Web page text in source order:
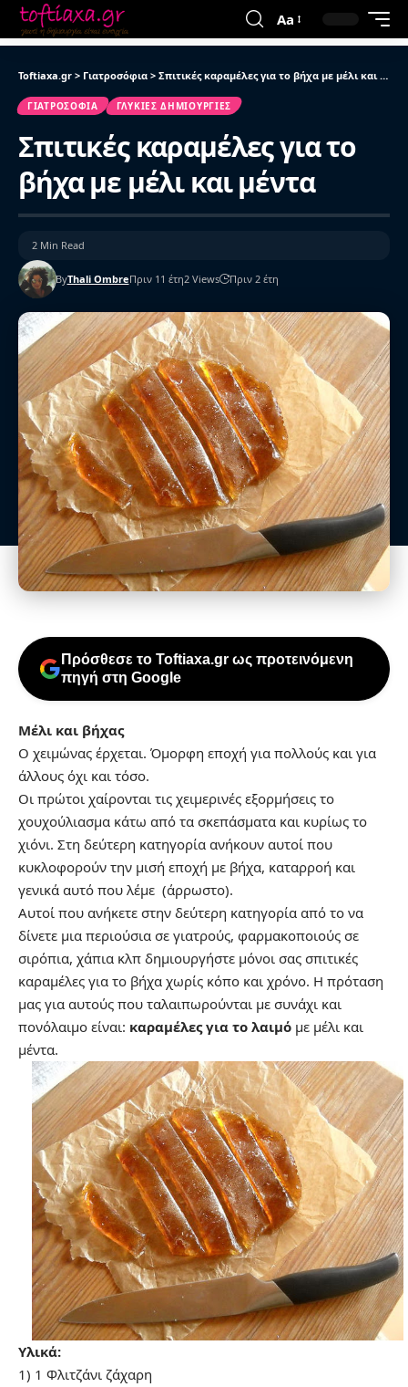
Aa
Toftiaxa.gr > Γιατροσόφια > Σπιτικές καραμέλες για το βήχα με μέλι και μέντα
ΓΙΑΤΡΟΣΌΦΙΑ ΓΛΥΚΙΈΣ ΔΗΜΙΟΥΡΓΊΕΣ
Σπιτικές καραμέλες για το
βήχα με μέλι και μέντα
ByThali OmbreΠριν 11 έτη2 Views Πριν 2 έτη
2 Min Read
Πρόσθεσε το Toftiaxa.gr ως προτεινόμενη
πηγή στη Google
Μέλι και βήχας
Ο χειμώνας έρχεται. Όμορφη εποχή για πολλούς και για
άλλους όχι και τόσο.
Οι πρώτοι χαίρονται τις χειμερινές εξορμήσεις το
χουχούλιασμα κάτω από τα σκεπάσματα και κυρίως το
χιόνι. Στη δεύτερη κατηγορία ανήκουν αυτοί που
κυκλοφορούν την μισή εποχή με βήχα, καταρροή και
γενικά αυτό που λέμε (άρρωστο).
Αυτοί που ανήκετε στην δεύτερη κατηγορία από το να
δίνετε μια περιούσια σε γιατρούς, φαρμακοποιούς σε
σιρόπια, χάπια κλπ δημιουργήστε μόνοι σας σπιτικές
καραμέλες για το βήχα χωρίς κόπο και χρόνο. Η πρόταση
μας για αυτούς που ταλαιπωρούνται με συνάχι και
πονόλαιμο είναι: καραμέλες για το λαιμό με μέλι και
μέντα.
Υλικά:
1) 1 Φλιτζάνι ζάχαρη